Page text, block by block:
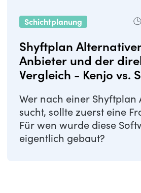
Schichtplanung
Shyftplan
Anbieter und der
Vergleich - Kenjo vs.
Wer nach einer Shyftplan
sucht, sollte zuerst eine
Für wen wurde diese
eigentlich gebaut?